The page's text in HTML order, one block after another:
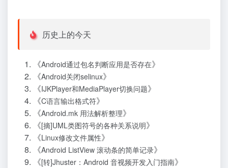
历史上的今天
《Android通过包名判断应用是否存在》
《Android关闭selinux》
《IJKPlayer和MediaPlayer切换问题》
《C语言输出格式符》
《Android.mk 用法解析整理》
《[摘]UML类图符号的各种关系说明》
《Linux修改文件属性》
《Android ListView 滚动条的简单记录》
《[转]Jhuster：Android 音视频开发入门指南》